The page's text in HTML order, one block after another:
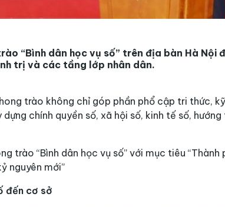
“Bình dân học vụ số” trên địa bàn Hà Nội
trị và các tầng lớp nhân dân.
trào không chỉ góp phần phổ cập tri thức,
chính quyền số, xã hội số, kinh tế số,
trào “Bình dân học vụ số” với mục tiêu “Thành
nguyên mới”
đến cơ sở